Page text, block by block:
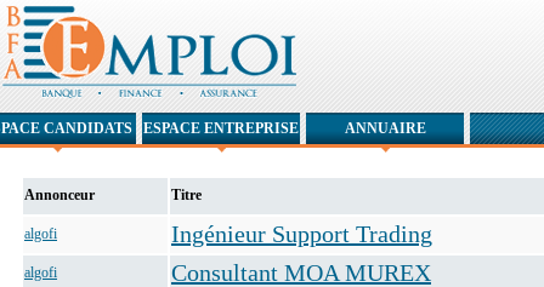
Annonceur Titre
algofi Ingénieur Support Trading
algofi Consultant MOA MUREX
CANDIDATS ESPACE ENTREPRISE ANNUAIRE